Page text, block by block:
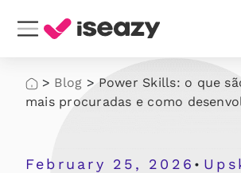
> Blog > Power Skills: o que
mais procuradas e como
February 25, 2026 •